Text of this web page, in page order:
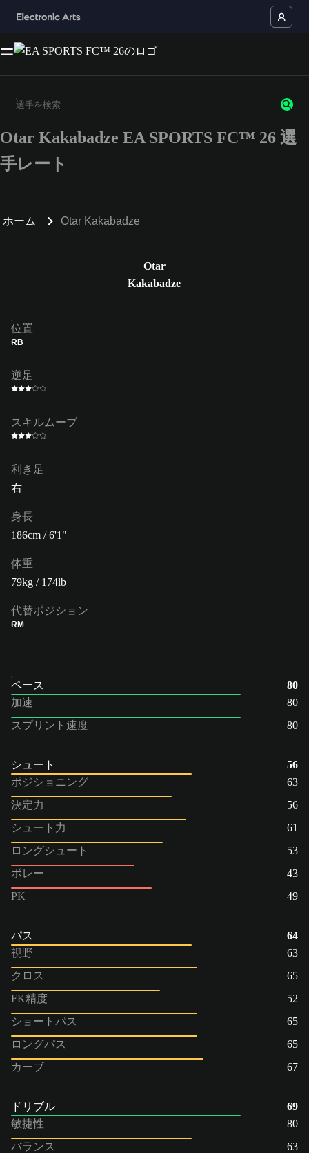
3文字以上の文字または数字を入力してください。
Otar Kakabadze EA SPORTS FC™ 26 選
手レート
ホーム Otar Kakabadze
Otar
Kakabadze
位置
RB
逆足
スキルムーブ
利き足
右
身長
186cm / 6'1"
体重
79kg / 174lb
代替ポジション
RM
ペース
80
加速
80
スプリント速度
80
シュート
56
ポジショニング
63
決定力
56
シュート力
61
ロングシュート
53
ボレー
43
PK
49
パス
64
視野
63
クロス
65
FK精度
52
ショートパス
65
ロングパス
65
カーブ
67
ドリブル
69
敏捷性
80
バランス
63